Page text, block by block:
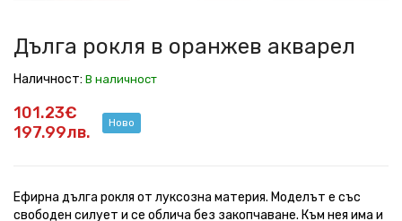
Дълга рокля в оранжев акварел
Наличност: В наличност
101.23€
197.99лв.
Ново
Ефирна дълга рокля от луксозна материя. Моделът е със
свободен силует и се облича без закопчаване. Към нея има и